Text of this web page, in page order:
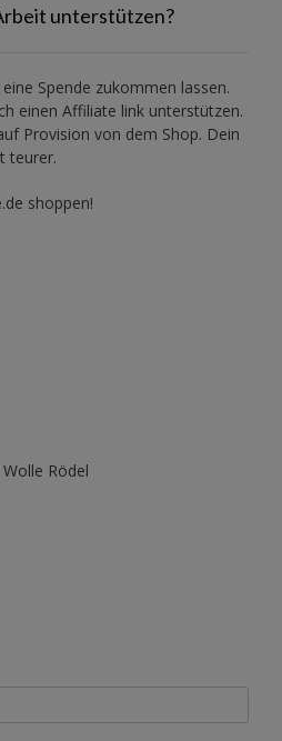
unterstützen?
eine Spende zukommen lassen.
einen Affiliate link unterstützen.
Provision von dem Shop. Dein
teurer.
shoppen!
Rödel